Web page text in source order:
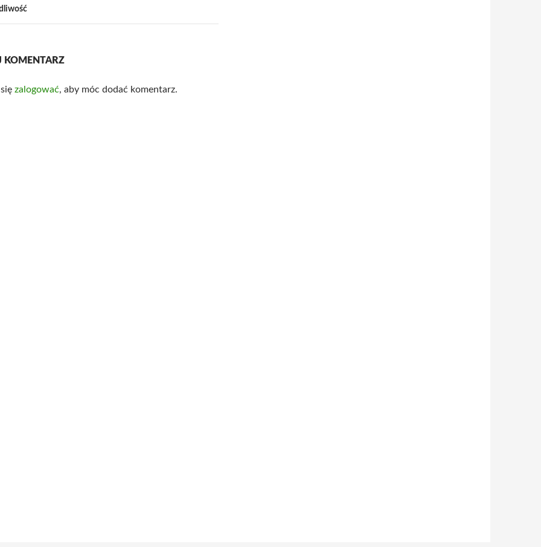
KOMENTARZ
zalogować, aby móc dodać komentarz.